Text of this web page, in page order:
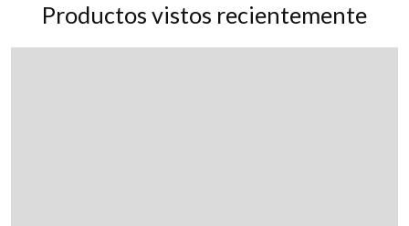
Productos vistos recientemente